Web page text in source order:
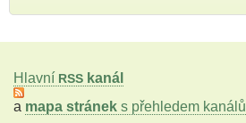
Hlavní RSS kanál
a mapa stránek s přehledem kanálů